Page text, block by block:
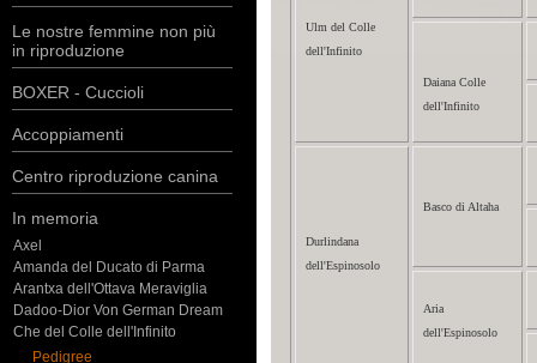
Le nostre femmine non più
in riproduzione
BOXER - Cuccioli
Accoppiamenti
Centro riproduzione canina
In memoria
Axel
Amanda del Ducato di Parma
Arantxa dell'Ottava Meraviglia
Dadoo-Dior Von German Dream
Che del Colle dell'Infinito
Pedigree
Ulm del Colle
dell'Infinito
Daiana Colle
dell'Infinito
Durlindana
dell'Espinosolo
Basco di Altaha
Aria
dell'Espinosolo